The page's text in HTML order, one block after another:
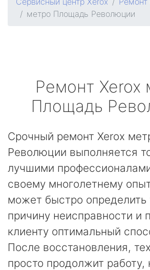
метро Площадь Революции
Ремонт Xerox
Площадь
Срочный ремонт Xerox
Революции выполняется
лучшими
своему многолетнему
может быстро определить
причину неисправности и
клиенту оптимальный
После восстановления,
просто продолжит работу,